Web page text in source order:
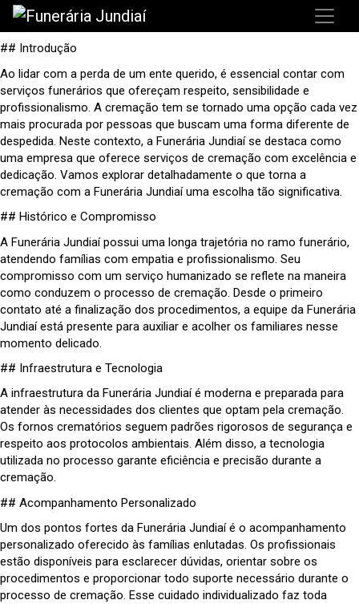
## Introdução
Ao lidar com a perda de um ente querido, é essencial contar com
serviços funerários que ofereçam respeito, sensibilidade e
profissionalismo. A cremação tem se tornado uma opção cada vez
mais procurada por pessoas que buscam uma forma diferente de
despedida. Neste contexto, a Funerária Jundiaí se destaca como
uma empresa que oferece serviços de cremação com excelência e
dedicação. Vamos explorar detalhadamente o que torna a
cremação com a Funerária Jundiaí uma escolha tão significativa.
## Histórico e Compromisso
A Funerária Jundiaí possui uma longa trajetória no ramo funerário,
atendendo famílias com empatia e profissionalismo. Seu
compromisso com um serviço humanizado se reflete na maneira
como conduzem o processo de cremação. Desde o primeiro
contato até a finalização dos procedimentos, a equipe da Funerária
Jundiaí está presente para auxiliar e acolher os familiares nesse
momento delicado.
## Infraestrutura e Tecnologia
A infraestrutura da Funerária Jundiaí é moderna e preparada para
atender às necessidades dos clientes que optam pela cremação.
Os fornos crematórios seguem padrões rigorosos de segurança e
respeito aos protocolos ambientais. Além disso, a tecnologia
utilizada no processo garante eficiência e precisão durante a
cremação.
## Acompanhamento Personalizado
Um dos pontos fortes da Funerária Jundiaí é o acompanhamento
personalizado oferecido às famílias enlutadas. Os profissionais
estão disponíveis para esclarecer dúvidas, orientar sobre os
procedimentos e proporcionar todo suporte necessário durante o
processo de cremação. Esse cuidado individualizado faz toda